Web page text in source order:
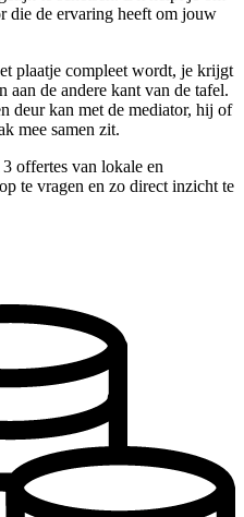
die de ervaring heeft om jouw
plaatje compleet wordt, je krijgt
de andere kant van de tafel.
deur kan met de mediator, hij of
mee samen zit.
offertes van lokale en
te vragen en zo direct inzicht te